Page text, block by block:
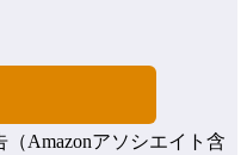
Amazonアソシエイト含